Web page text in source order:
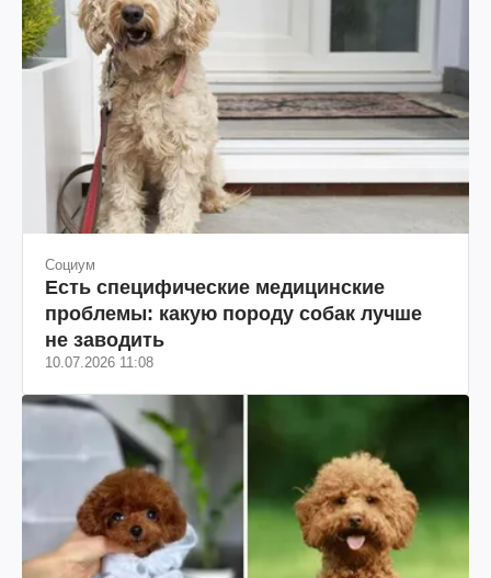
Социум
Есть специфические медицинские
проблемы: какую породу собак лучше
не заводить
10.07.2026 11:08